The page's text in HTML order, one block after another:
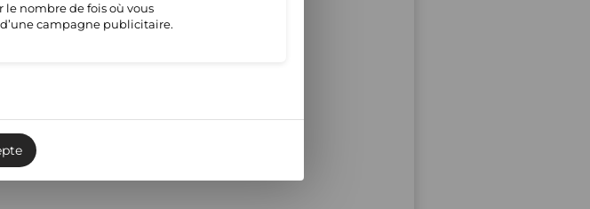
nombre de fois où vous
campagne publicitaire.